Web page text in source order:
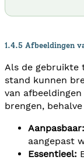
1.4.5 Afbeeldingen
Als de gebruikte
stand kunnen
van
brengen,
Aanpasbaar:
aangepast
Essentieel: